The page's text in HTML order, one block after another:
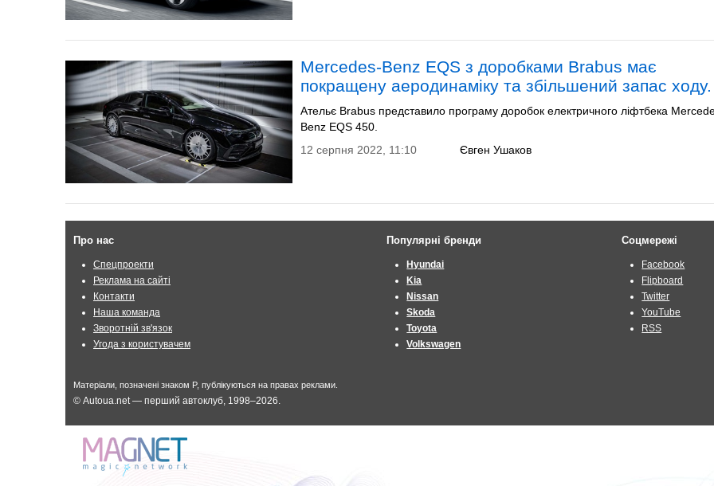
Mercedes-Benz EQS з доробками Brabus має
покращену аеродинаміку та збільшений запас ходу.
Ательє Brabus представило програму доробок електричного ліфтбека
Benz EQS 450.
Євген Ушаков
12 серпня 2022, 11:10
Про нас
Спецпроекти
Реклама на сайті
Контакти
Наша команда
Зворотній зв'язок
Угода з користувачем
Популярні бренди
Hyundai
Kia
Nissan
Skoda
Toyota
Volkswagen
Соцмережі
Facebook
Flipboard
Twitter
YouTube
RSS
Матеріали, позначені знаком P, публікуються на правах реклами.
© Autoua.net — перший автоклуб, 1998–2026.